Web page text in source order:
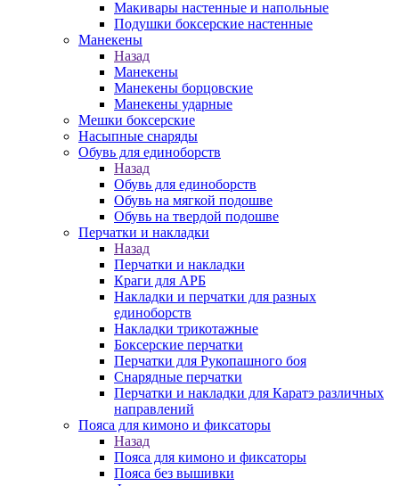
Макивары настенные и напольные
Подушки боксерские настенные
Манекены
Назад
Манекены
Манекены борцовские
Манекены ударные
Мешки боксерские
Насыпные снаряды
Обувь для единоборств
Назад
Обувь для единоборств
Обувь на мягкой подошве
Обувь на твердой подошве
Перчатки и накладки
Назад
Перчатки и накладки
Краги для АРБ
Накладки и перчатки для разных
единоборств
Накладки трикотажные
Боксерские перчатки
Перчатки для Рукопашного боя
Снарядные перчатки
Перчатки и накладки для Каратэ различных
направлений
Пояса для кимоно и фиксаторы
Назад
Пояса для кимоно и фиксаторы
Пояса без вышивки